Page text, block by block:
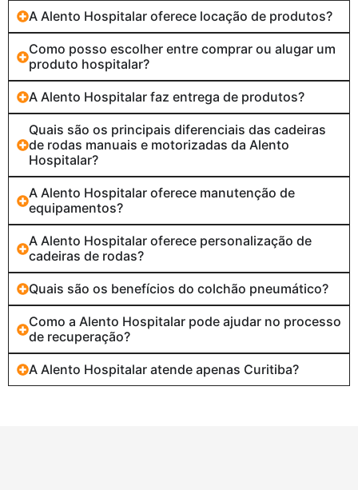
A Alento Hospitalar oferece locação de produtos?
Como posso escolher entre comprar ou alugar um
produto hospitalar?
A Alento Hospitalar faz entrega de produtos?
Quais são os principais diferenciais das cadeiras
de rodas manuais e motorizadas da Alento
Hospitalar?
A Alento Hospitalar oferece manutenção de
equipamentos?
A Alento Hospitalar oferece personalização de
cadeiras de rodas?
Quais são os benefícios do colchão pneumático?
Como a Alento Hospitalar pode ajudar no processo
de recuperação?
A Alento Hospitalar atende apenas Curitiba?